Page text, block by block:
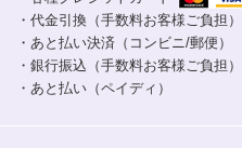
・代金引換（手数料お客様ご負担）
・あと払い決済（コンビニ/郵便）
・銀行振込（手数料お客様ご負担）
・あと払い（ペイディ）